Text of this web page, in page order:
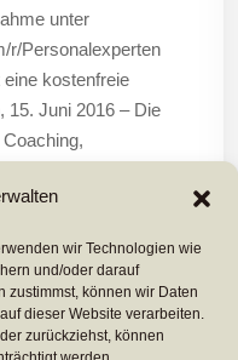
wir Technologien wie
und/oder darauf
zustimmst, können wir Daten
dieser Website verarbeiten.
zurückziehst, können
unter
r/Personalexperten
kostenfreie
15. Juni 2016 – Die